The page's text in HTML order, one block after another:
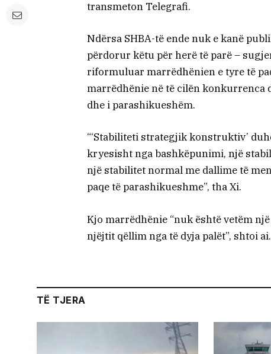
transmeton Telegrafi.
Ndërsa SHBA-të ende nuk e kanë
përdorur këtu për herë të parë –
riformuluar marrëdhënien e tyre të
marrëdhënie në të cilën konkurrenca
dhe i parashikueshëm.
“‘Stabiliteti strategjik konstruktiv’
kryesisht nga bashkëpunimi, një
një stabilitet normal me dallime të
paqe të parashikueshme”, tha Xi.
Kjo marrëdhënie “nuk është vetëm
njëjtit qëllim nga të dyja palët”, shtoi
TË TJERA